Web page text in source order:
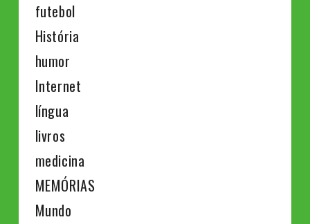
futebol
História
humor
Internet
língua
livros
medicina
MEMÓRIAS
Mundo